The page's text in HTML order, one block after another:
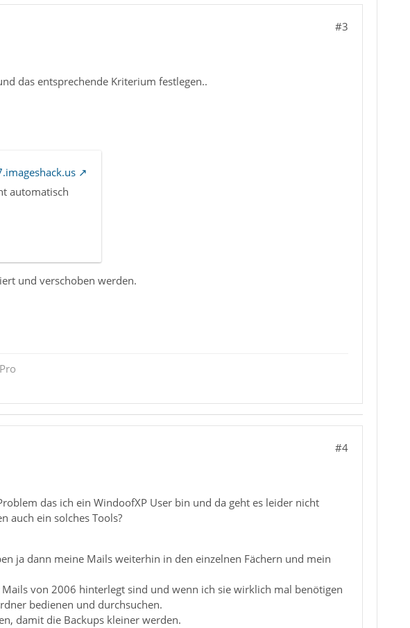
#3
das entsprechende Kriterium festlegen..
automatisch
und verschoben werden.
#4
das ich ein WindoofXP User bin und da geht es leider nicht
auch ein solches Tools?
ja dann meine Mails weiterhin in den einzelnen Fächern und mein
von 2006 hinterlegt sind und wenn ich sie wirklich mal benötigen
bedienen und durchsuchen.
damit die Backups kleiner werden.